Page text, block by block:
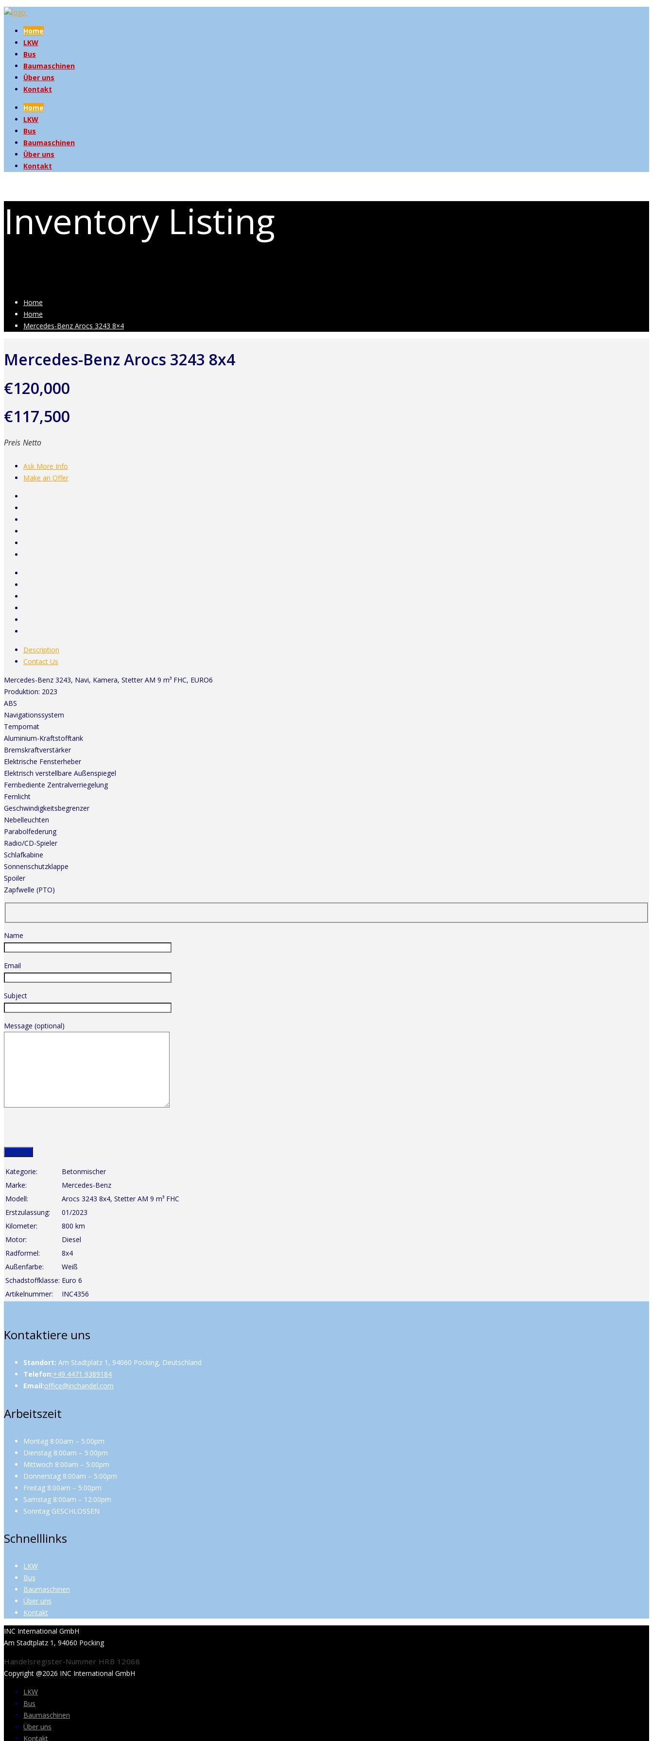
Home
LKW
Bus
Baumaschinen
Über uns
Kontakt
Home
LKW
Bus
Baumaschinen
Über uns
Kontakt
Inventory Listing
Home
Home
Mercedes-Benz Arocs 3243 8×4
Mercedes-Benz Arocs 3243 8x4
€120,000
€117,500
Preis Netto
Ask More Info
Make an Offer
Description
Contact Us
Mercedes-Benz 3243, Navi, Kamera, Stetter AM 9 m³ FHC, EURO6
Produktion: 2023
ABS
Navigationssystem
Tempomat
Aluminium-Kraftstofftank
Bremskraftverstärker
Elektrische Fensterheber
Elektrisch verstellbare Außenspiegel
Fernbediente Zentralverriegelung
Fernlicht
Geschwindigkeitsbegrenzer
Nebelleuchten
Parabolfederung
Radio/CD-Spieler
Schlafkabine
Sonnenschutzklappe
Spoiler
Zapfwelle (PTO)
Name
Email
Subject
Message (optional)
Kategorie:
Betonmischer
Marke:
Mercedes-Benz
Modell:
Arocs 3243 8x4, Stetter AM 9 m³ FHC
Erstzulassung:
01/2023
Kilometer:
800 km
Motor:
Diesel
Radformel:
8x4
Außenfarbe:
Weiß
Schadstoffklasse: Euro 6
Artikelnummer:
INC4356
Kontaktiere uns
Standort: Am Stadtplatz 1, 94060 Pocking, Deutschland
Telefon:+49 4471 9389184
Email:office@inchandel.com
Arbeitszeit
Montag 8:00am – 5:00pm
Dienstag 8:00am – 5:00pm
Mittwoch 8:00am – 5:00pm
Donnerstag 8:00am – 5:00pm
Freitag 8:00am – 5:00pm
Samstag 8:00am – 12:00pm
Sonntag GESCHLOSSEN
Schnelllinks
LKW
Bus
Baumaschinen
Über uns
Kontakt
INC International GmbH
Am Stadtplatz 1, 94060 Pocking
Handelsregister-Nummer HRB 12068
Copyright @2026 INC International GmbH
LKW
Bus
Baumaschinen
Über uns
Kontakt